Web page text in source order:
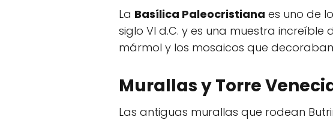
La Basílica Paleocristiana es uno de
siglo VI d.C. y es una muestra
mármol y los mosaicos que
Murallas y Torre
Las antiguas murallas que rodean